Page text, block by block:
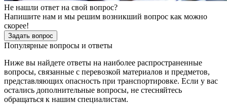
Не нашли ответ на свой вопрос?
Напишите нам и мы решим возникший вопрос как можно
скорее!
Задать вопрос
Популярные вопросы и ответы
Ниже вы найдете ответы на наиболее распространенные
вопросы, связанные с перевозкой материалов и предметов,
представляющих опасность при транспортировке. Если у вас
остались дополнительные вопросы, не стесняйтесь
обращаться к нашим специалистам.